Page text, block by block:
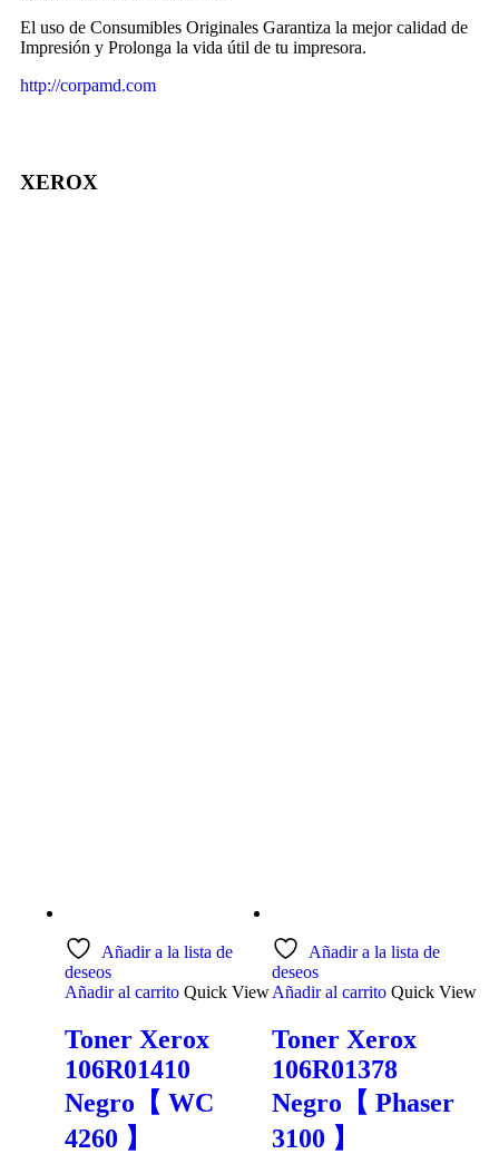
El uso de Consumibles Originales Garantiza la mejor calidad de
Impresión y Prolonga la vida útil de tu impresora.
http://corpamd.com
XEROX
Añadir a la lista de
deseos
Añadir al carrito Quick View
Toner Xerox
106R01410
Negro【 WC
4260 】
Añadir a la lista de
deseos
Añadir al carrito Quick View
Toner Xerox
106R01378
Negro【 Phaser
3100 】